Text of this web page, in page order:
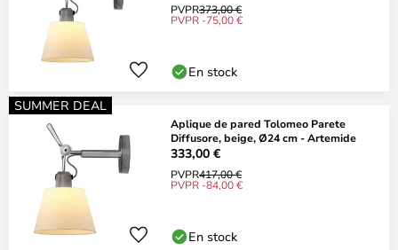
PVPR373,00 €
PVPR -75,00 €
En stock
SUMMER DEAL
Aplique de pared Tolomeo Parete
Diffusore, beige, Ø24 cm - Artemide
333,00 €
PVPR417,00 €
PVPR -84,00 €
En stock